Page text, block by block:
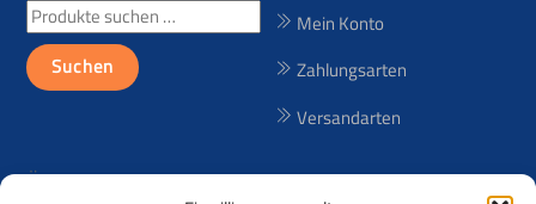
Suchen
nach:
Suchen
Mein Konto
Zahlungsarten
Versandarten
Über uns